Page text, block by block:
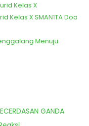
Kelas X
Kelas X SMAN1TA Doa
Menuju
GANDA